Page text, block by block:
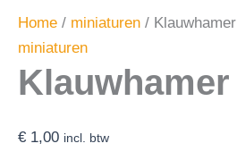
Home / miniaturen / Klauwhamer
miniaturen
Klauwhamer
€ 1,00 incl. btw